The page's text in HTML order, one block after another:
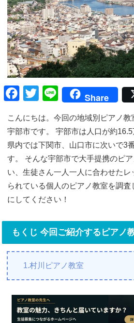
F
c
e
b
o
o
k
T
tt
er
Li
e
Share
こんにちは。今回の地域別ピアノ
宇部市です。 宇部市は人口が約
県内では下関市、山口市に次いで3
す。 そんな宇部市で大手提携のピ
い、生徒さん一人一人に合わせた
られている個人のピアノ教室を調
にしてください！
もくじ 今回ご紹介するピアノ
1.村川ピアノ教室